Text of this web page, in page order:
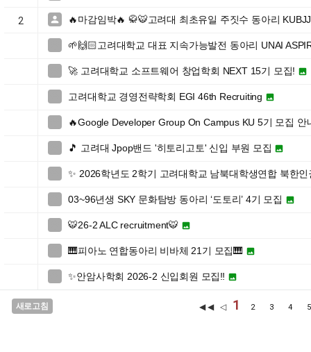
2  🔥마감임박🔥 🥋🐯고려대 최초유일 주짓수 동아리
🌱🙌🏻고려대학교 대표 지속가능발전 동아리 UNAI
🚀 고려대학교 소프트웨어 창업학회 NEXT 15기 모집! 
고려대학교 경영전략학회 EGI 46th Recruiting 
🔥Google Developer Group On Campus KU 5기 모집
🎵 고려대 Jpop밴드 '히토리고토' 신입 부원 모집 
✨ 2026학년도 2학기 고려대학교 남북대학생연합 북한
03~96년생 SKY 문화탐방 동아리 ‘도토리’ 4기 모집 
🐯26-2 ALC recruitment🐯 
🎹피아노 연합동아리 비바체 21기 모집🎹 
✨안암사학회 2026-2 신입회원 모집‼️ 
새로고침 ◀◀ ◁ 1 2 3 4